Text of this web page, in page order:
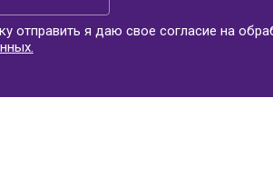
отправить я даю свое согласие на